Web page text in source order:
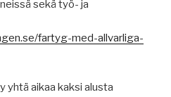
sekä työ- ja
fartyg-med-allvarliga-
yhtä aikaa kaksi alusta